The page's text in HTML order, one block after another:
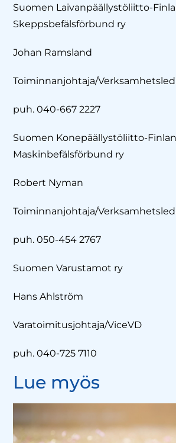
Suomen Laivanpäällystöliitto-
Skeppsbefälsförbund ry
Johan Ramsland
Toiminnanjohtaja/
puh. 040-667 2227
Suomen Konepäällystöliitto-
Maskinbefälsförbund ry
Robert Nyman
Toiminnanjohtaja/
puh. 050-454 2767
Suomen Varustamot ry
Hans Ahlström
Varatoimitusjohtaja/ViceVD
puh. 040-725 7110
Lue myös